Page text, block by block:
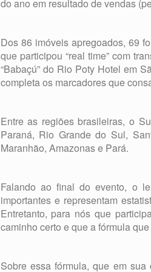
do ano em resultado de vendas
Dos 86 imóveis apregoados, 69
que participou “real time” com
“Babaçú” do Rio Poty Hotel em
completa os marcadores que
Entre as regiões brasileiras, o
Paraná, Rio Grande do Sul,
Maranhão, Amazonas e Pará.
Falando ao final do evento, o
importantes e representam
Entretanto, para nós que
caminho certo e que a fórmula
Sobre essa fórmula, que em